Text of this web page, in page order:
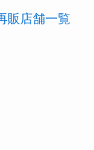
販店舗一覧